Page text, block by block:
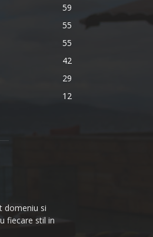
59
55
55
42
29
12
domeniu si
fiecare stil in